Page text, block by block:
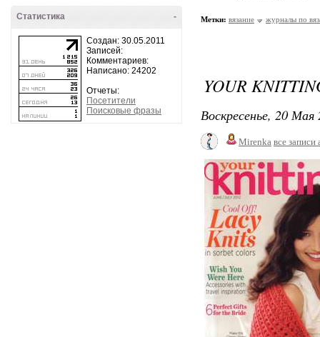
-
Статистика
Создан: 30.05.2011
Записей:
Комментариев:
Написано: 24202
Отчеты:
Посетители
Поисковые фразы
Метки: вязание журналы по
YOUR
Воскресенье, 20
Mirenka все записи